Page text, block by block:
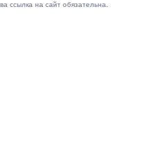
ссылка на сайт обязательна.